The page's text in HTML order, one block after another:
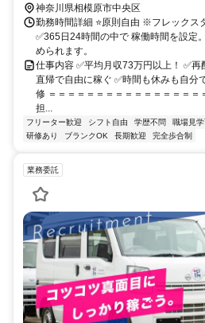
神奈川県相模原市中央区
勤務時間詳細 ⭐原則自由 ※フレックス
✅365日24時間の中で 稼働時間を設定
められます。
仕事内容 ✅平均月収73万円以上！ ✅
直帰で自由に稼ぐ ✅時間も休みも自分
修 ＝＝＝＝＝＝＝＝＝＝＝＝＝＝＝＝
担...
フリーター歓迎 シフト自由 学歴不問 職場見
研修あり
ブランクOK 長期歓迎 完全歩合制
業務委託